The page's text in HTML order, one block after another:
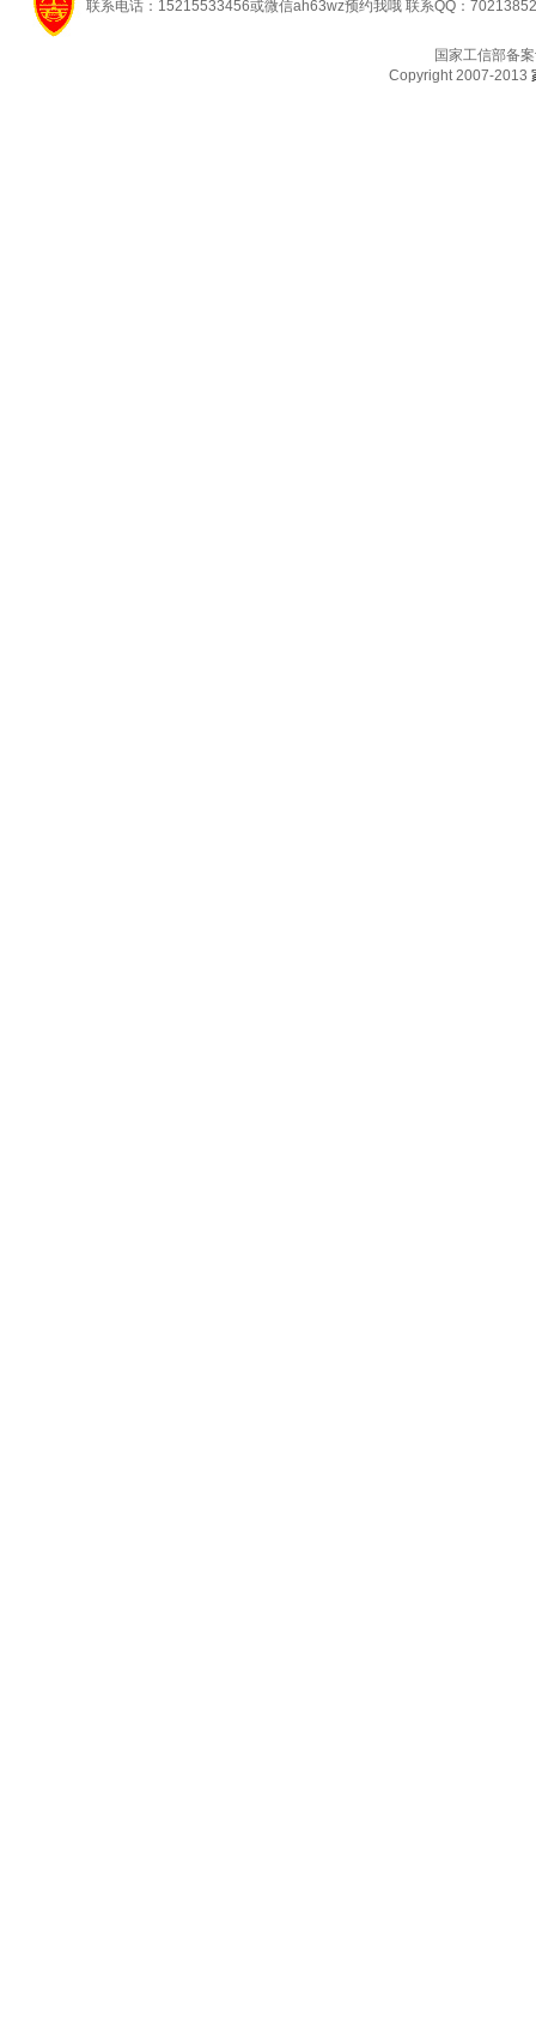
联系电话：15215533456或微信ah63wz预约我哦 联系QQ：
国家工信部备
Copyright 2007-2013